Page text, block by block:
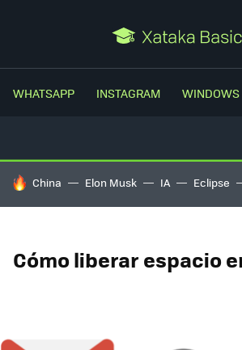
WHATSAPP INSTAGRAM WINDOWS
HOY SE HABLA DE
China Elon Musk IA Eclipse
Cómo liberar espacio